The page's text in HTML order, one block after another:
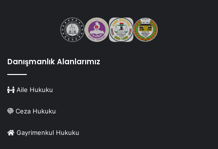
Danışmanlık Alanlarımız
Aile Hukuku
Ceza Hukuku
Gayrimenkul Hukuku